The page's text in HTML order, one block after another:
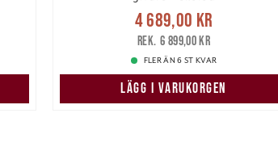
Nuvarande pris
4 689,00 krTidigare pris
6 899,00 kr
4 689,00 kr
6 899,00 kr
FLER ÄN 6 ST KVAR
LÄGG I VARUKORGEN